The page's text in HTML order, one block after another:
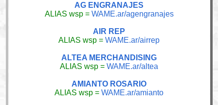
AG ENGRANAJES
ALIAS wsp = WAME.ar/agengranajes
AIR REP
ALIAS wsp = WAME.ar/airrep
ALTEA MERCHANDISING
ALIAS wsp = WAME.ar/altea
AMIANTO ROSARIO
ALIAS wsp = WAME.ar/amianto